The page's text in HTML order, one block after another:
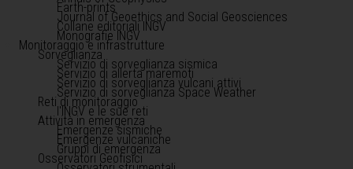
Earth-prints
Journal of Geoethics and Social Geosciences
Collane editoriali INGV
Monografie INGV
Monitoraggio e infrastrutture
Sorveglianza
Servizio di sorveglianza sismica
Servizio di allerta maremoti
Servizio di sorveglianza vulcani attivi
Servizio di sorveglianza Space Weather
Reti di monitoraggio
l'INGV e le sue reti
Attività in emergenza
Emergenze sismiche
Emergenze vulcaniche
Gruppi di emergenza
Osservatori Geofisici